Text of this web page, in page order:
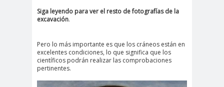
Siga leyendo para ver el resto de fotografías de la
excavación.
Pero lo más importante es que los cráneos están en
excelentes condiciones, lo que significa que los
científicos podrán realizar las comprobaciones
pertinentes.